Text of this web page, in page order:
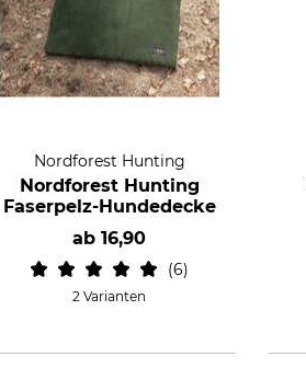
Nordforest Hunting
Nordforest Hunting
Faserpelz-Hundedecke
ab16,90
6
2 Varianten